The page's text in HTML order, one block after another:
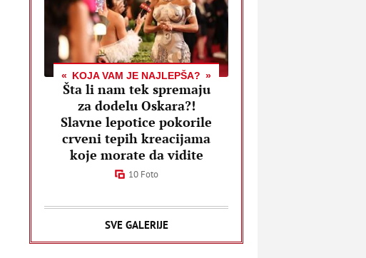
KOJA VAM JE NAJLEPŠA?
Šta li nam tek spremaju
za dodelu Oskara?!
Slavne lepotice pokorile
crveni tepih kreacijama
koje morate da vidite
10 Foto
SVE GALERIJE